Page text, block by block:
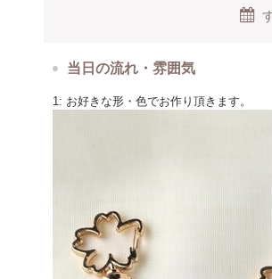
都営新宿線 瑞江駅 南口より徒歩3分
TEL：03-6638-6050
⸻
●利用登録会員割引 → 10%OFF
★併用OK！
※割引適用分は当日店頭にて差額精算し
当日の流れ・雰囲気
1: お好きな形・色でお作り頂きます。